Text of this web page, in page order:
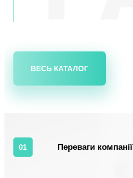
ВЕСЬ КАТАЛОГ
01 Переваги компанії